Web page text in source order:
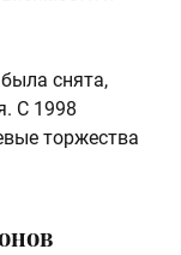
снята,
С 1998
торжества